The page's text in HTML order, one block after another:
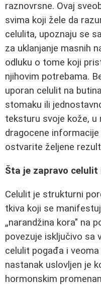
raznovrsne. Ovaj
svima koji žele da
celulita, upoznaju se
za uklanjanje masnih
odluku o tome koji
njihovim potrebama.
uporan celulit na
stomaku ili
teksturu svoje kože, u
dragocene
ostvarite željene
Šta je zapravo
Celulit je strukturni
tkiva koji se
„narandžina kora" na
povezuje isključivo sa
celulit pogađa i
nastanak uslovljen je
hormonskim